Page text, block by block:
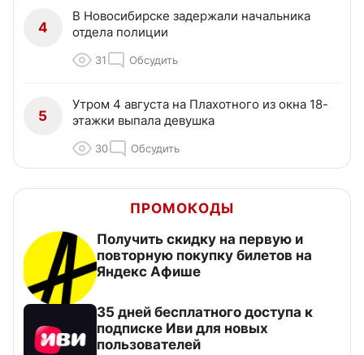
4
В Новосибирске задержали начальника
отдела полиции
31 Обсудить
5
Утром 4 августа на Плахотного из окна 18-
этажки выпала девушка
30 Обсудить
ПРОМОКОДЫ
Получить скидку на первую и
повторную покупку билетов на
Яндекс Афише
35 дней бесплатного доступа к
подписке Иви для новых
пользователей